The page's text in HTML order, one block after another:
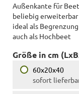
Außenkante für
beliebig erweiterbar
ideal als
auch als Hochbeet
Größe in cm
60x20x40
sofort